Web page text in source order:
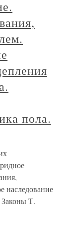
пола.
наследование
Законы Т.